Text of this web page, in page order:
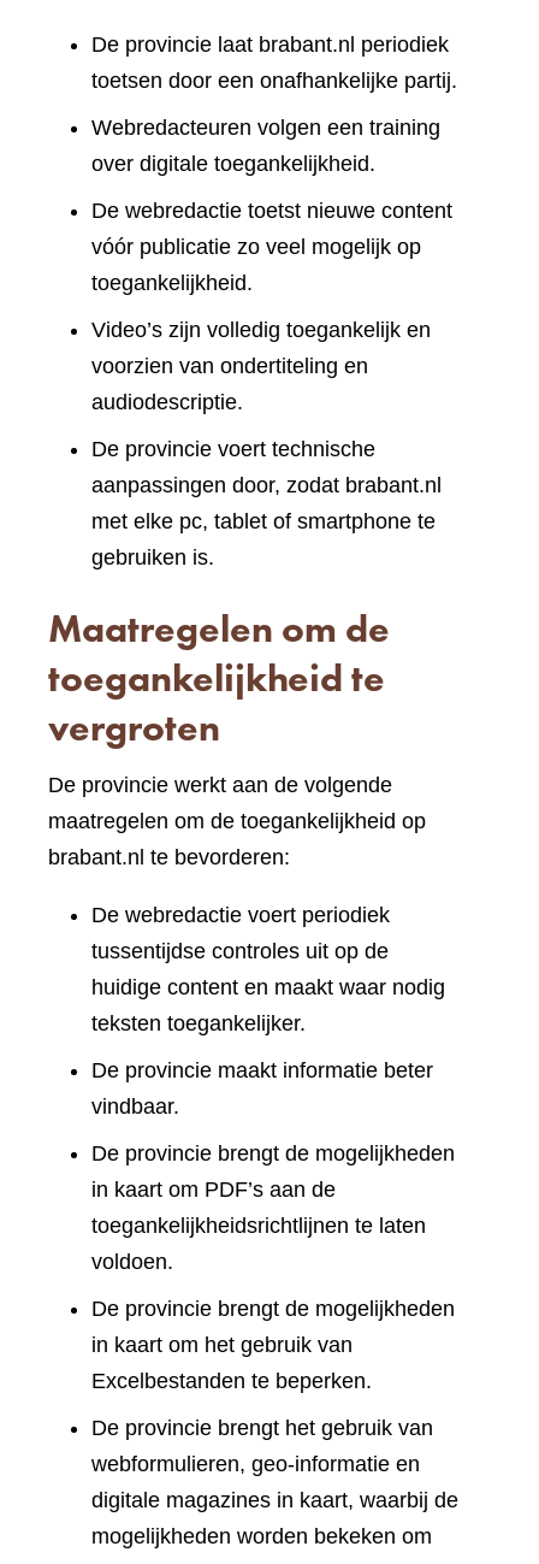
De provincie laat brabant.nl periodiek
toetsen door een onafhankelijke partij.
Webredacteuren volgen een training
over digitale toegankelijkheid.
De webredactie toetst nieuwe content
vóór publicatie zo veel mogelijk op
toegankelijkheid.
Video’s zijn volledig toegankelijk en
voorzien van ondertiteling en
audiodescriptie.
De provincie voert technische
aanpassingen door, zodat brabant.nl
met elke pc, tablet of smartphone te
gebruiken is.
Maatregelen om de
toegankelijkheid te
vergroten
De provincie werkt aan de volgende
maatregelen om de toegankelijkheid op
brabant.nl te bevorderen:
De webredactie voert periodiek
tussentijdse controles uit op de
huidige content en maakt waar nodig
teksten toegankelijker.
De provincie maakt informatie beter
vindbaar.
De provincie brengt de mogelijkheden
in kaart om PDF’s aan de
toegankelijkheidsrichtlijnen te laten
voldoen.
De provincie brengt de mogelijkheden
in kaart om het gebruik van
Excelbestanden te beperken.
De provincie brengt het gebruik van
webformulieren, geo-informatie en
digitale magazines in kaart, waarbij de
mogelijkheden worden bekeken om